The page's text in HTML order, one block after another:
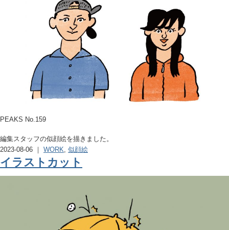
PEAKS No.159
編集スタッフの似顔絵を描きました。
2023-08-06 ｜ WORK, 似顔絵
イラストカット